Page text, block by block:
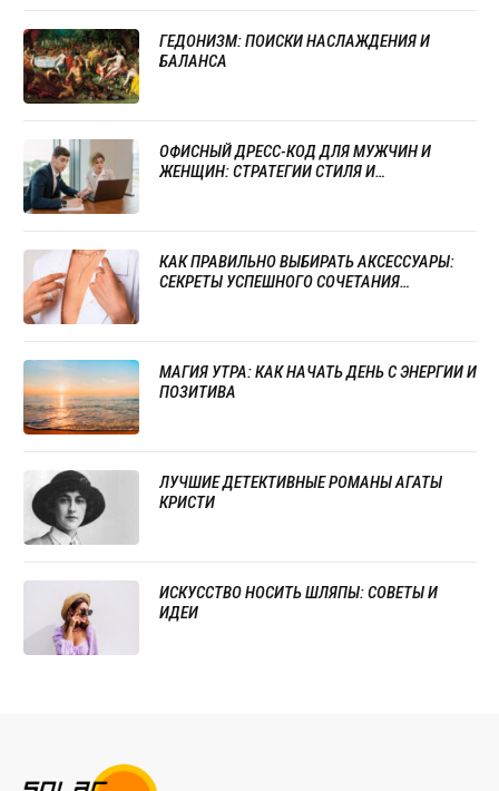
ГЕДОНИЗМ: ПОИСКИ НАСЛАЖДЕНИЯ И
БАЛАНСА
ОФИСНЫЙ ДРЕСС-КОД ДЛЯ МУЖЧИН И
ЖЕНЩИН: СТРАТЕГИИ СТИЛЯ И
КАК ПРАВИЛЬНО ВЫБИРАТЬ АКСЕССУАРЫ:
СЕКРЕТЫ УСПЕШНОГО СОЧЕТАНИЯ
МАГИЯ УТРА: КАК НАЧАТЬ ДЕНЬ С ЭНЕРГИИ И
ПОЗИТИВА
ЛУЧШИЕ ДЕТЕКТИВНЫЕ РОМАНЫ АГАТЫ
КРИСТИ
ИСКУССТВО НОСИТЬ ШЛЯПЫ: СОВЕТЫ И
ИДЕИ